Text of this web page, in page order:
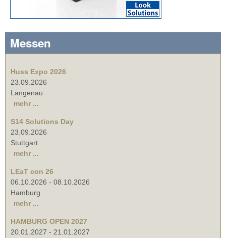
Messen
Huss Expo 2026
23.09.2026
Langenau
mehr ...
S14 Solutions Day
23.09.2026
Stuttgart
mehr ...
LEaT con 26
06.10.2026 - 08.10.2026
Hamburg
mehr ...
HAMBURG OPEN 2027
20.01.2027 - 21.01.2027